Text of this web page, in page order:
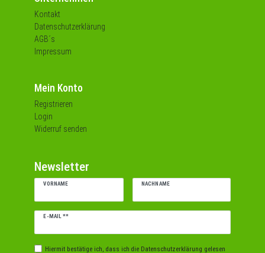
Kontakt
Datenschutzerklärung
AGB´s
Impressum
Mein Konto
Registrieren
Login
Widerruf senden
Newsletter
VORNAME NACHNAME
E-MAIL **
Newsletter
Hiermit bestätige ich, dass ich die Daten­schutz­erklärung gelesen